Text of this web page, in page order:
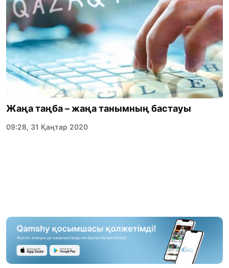
Жаңа таңба – жаңа танымның бастауы
09:28, 31 Қаңтар 2020